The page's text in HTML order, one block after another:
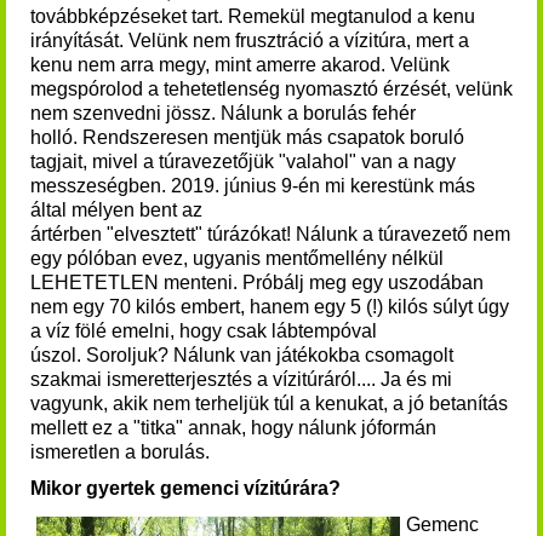
továbbképzéseket tart. Remekül megtanulod a kenu
irányítását. Velünk nem frusztráció a vízitúra, mert a
kenu nem arra megy, mint amerre akarod. Velünk
megspórolod a tehetetlenség nyomasztó érzését, velünk
nem szenvedni jössz. Nálunk a borulás fehér
holló. Rendszeresen mentjük más csapatok boruló
tagjait, mivel a túravezetőjük "valahol" van a nagy
messzeségben. 2019. június 9-én mi kerestünk más
által mélyen bent az
ártérben "elvesztett" túrázókat! Nálunk a túravezető nem
egy pólóban evez, ugyanis mentőmellény nélkül
LEHETETLEN menteni. Próbálj meg egy uszodában
nem egy 70 kilós embert, hanem egy 5 (!) kilós súlyt úgy
a víz fölé emelni, hogy csak lábtempóval
úszol. Soroljuk? Nálunk van játékokba csomagolt
szakmai ismeretterjesztés a vízitúráról.... Ja és mi
vagyunk, akik nem terheljük túl a kenukat, a jó betanítás
mellett ez a "titka" annak, hogy nálunk jóformán
ismeretlen a borulás.
Mikor gyertek gemenci vízitúrára?
Gemenc